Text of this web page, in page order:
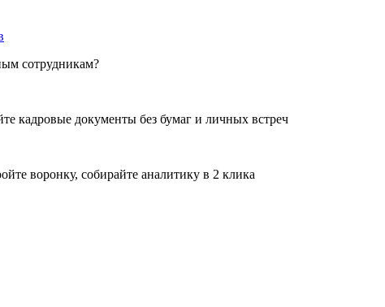
сотрудникам?
кадровые документы без бумаг и личных встреч
воронку, собирайте аналитику в 2 клика